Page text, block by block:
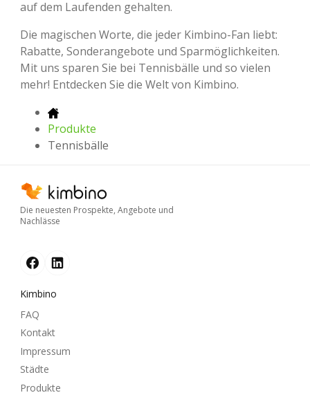
auf dem Laufenden gehalten.
Die magischen Worte, die jeder Kimbino-Fan liebt:
Rabatte, Sonderangebote und Sparmöglichkeiten.
Mit uns sparen Sie bei Tennisbälle und so vielen
mehr! Entdecken Sie die Welt von Kimbino.
Produkte
Tennisbälle
Die neuesten Prospekte, Angebote und
Nachlässe
Kimbino
FAQ
Kontakt
Impressum
Städte
Produkte